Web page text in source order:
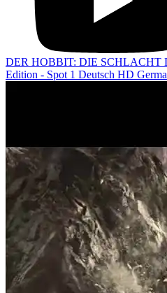
DER HOBBIT: DIE SCHLACHT
Edition - Spot 1 Deutsch HD